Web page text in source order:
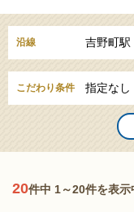
営するセレモニーホー
野町駅に近い斎場やセ
い。
葬儀と葬式、告別式
沿線 吉野町駅
こだわり条件 指定なし
20件中 1～20件を表示